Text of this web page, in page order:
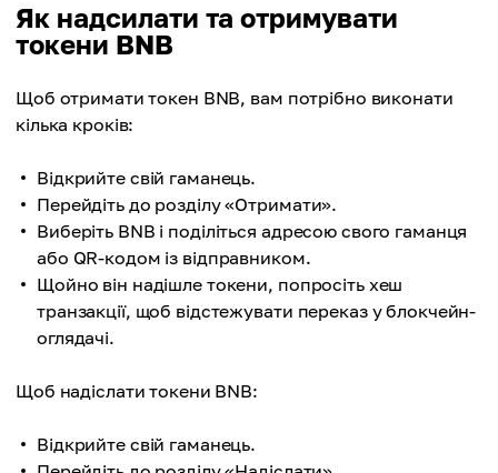
Як надсилати та отримувати
токени BNB
Щоб отримати токен BNB, вам потрібно виконати
кілька кроків:
Відкрийте свій гаманець.
Перейдіть до розділу «Отримати».
Виберіть BNB і поділіться адресою свого гаманця
або QR-кодом із відправником.
Щойно він надішле токени, попросіть хеш
транзакції, щоб відстежувати переказ у блокчейн-
оглядачі.
Щоб надіслати токени BNB:
Відкрийте свій гаманець.